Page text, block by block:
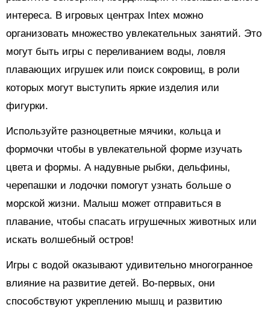
интереса. В игровых центрах Intex можно
организовать множество увлекательных занятий. Это
могут быть игры с переливанием воды, ловля
плавающих игрушек или поиск сокровищ, в роли
которых могут выступить яркие изделия или
фигурки.
Используйте разноцветные мячики, кольца и
формочки чтобы в увлекательной форме изучать
цвета и формы. А надувные рыбки, дельфины,
черепашки и лодочки помогут узнать больше о
морской жизни. Малыш может отправиться в
плавание, чтобы спасать игрушечных животных или
искать волшебный остров!
Игры с водой оказывают удивительно многогранное
влияние на развитие детей. Во-первых, они
способствуют укреплению мышц и развитию